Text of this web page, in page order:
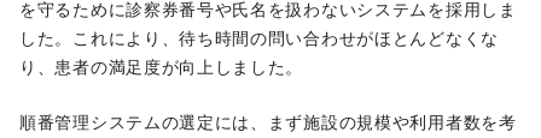
を守るために診察券番号や氏名を扱わないシステムを採用しま
した。これにより、待ち時間の問い合わせがほとんどなくな
り、患者の満足度が向上しました。
順番管理システムの選定には、まず施設の規模や利用者数を考